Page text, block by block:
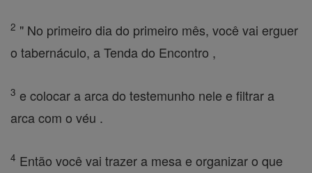
2 " No primeiro dia do primeiro mês, você vai erguer
o tabernáculo, a Tenda do Encontro ,
3 e colocar a arca do testemunho nele e filtrar a
arca com o véu .
4 Então você vai trazer a mesa e organizar o que